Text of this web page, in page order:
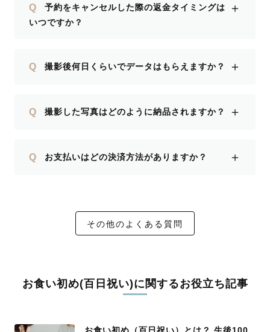
Q
予約をキャンセルした際の返金タイミングは
いつですか？
＋
Q 撮影後何日くらいでデータはもらえますか？ ＋
Q 撮影した写真はどのように納品されますか？ ＋
Q お支払いはどの決済方法がありますか？ ＋
その他のよくある質問
お食い初め(百日祝い)に関するお役立ち記事